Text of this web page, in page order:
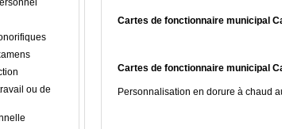
Cartes de fonctionnaire municipal
Cartes de fonctionnaire municipal
Personnalisation en dorure à chaud
ou de